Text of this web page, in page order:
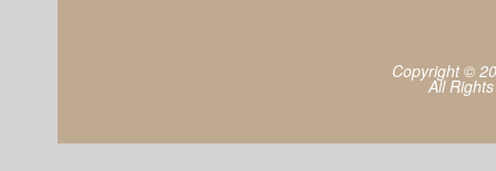
Copyright ©
All